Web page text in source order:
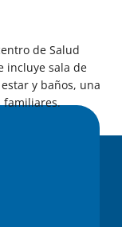
de Salud
incluye sala de
y baños, una
familiares.